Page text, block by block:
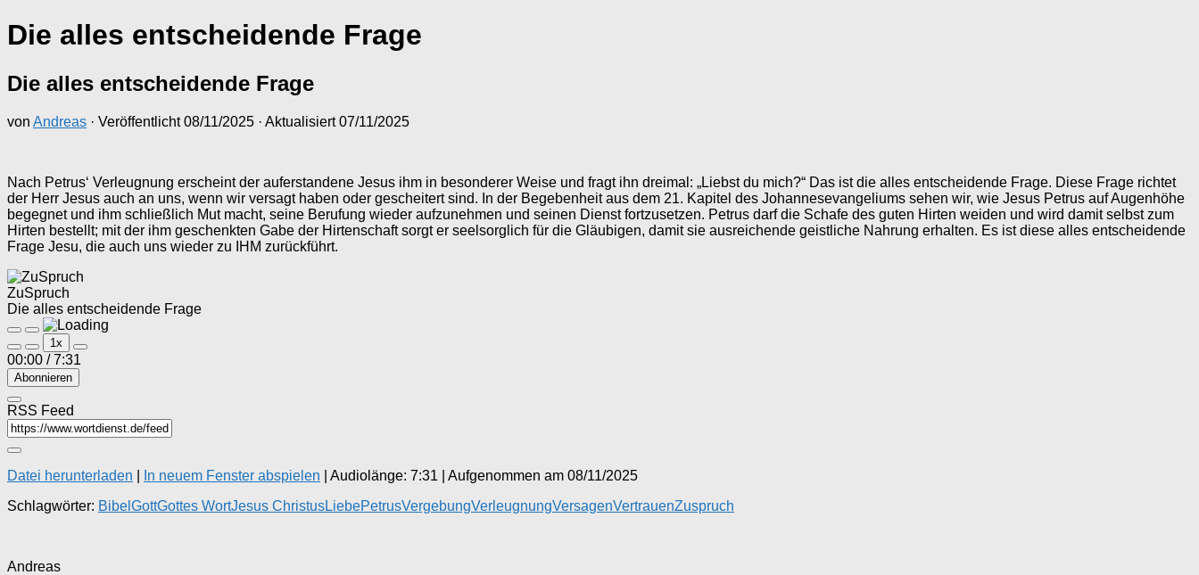
Die alles entscheidende Frage
Die alles entscheidende Frage
von Andreas · Veröffentlicht08/11/2025 · Aktualisiert07/11/2025
Nach Petrus‘ Verleugnung erscheint der auferstandene Jesus ihm in besonderer Weise und fragt ihn dreimal: „Liebst du mich?“ Das ist die alles entscheidende Frage. Diese Frage richtet
der Herr Jesus auch an uns, wenn wir versagt haben oder gescheitert sind. In der Begebenheit aus dem 21. Kapitel des Johannesevangeliums sehen wir, wie Jesus Petrus auf Augenhöhe
begegnet und ihm schließlich Mut macht, seine Berufung wieder aufzunehmen und seinen Dienst fortzusetzen. Petrus darf die Schafe des guten Hirten weiden und wird damit selbst zum
Hirten bestellt; mit der ihm geschenkten Gabe der Hirtenschaft sorgt er seelsorglich für die Gläubigen, damit sie ausreichende geistliche Nahrung erhalten. Es ist diese alles entscheidende
Frage Jesu, die auch uns wieder zu IHM zurückführt.
ZuSpruch
Die alles entscheidende Frage
Play
Episode
Pause
Episode
1x
00:00 / 7:31
Abonnieren
RSS Feed
Datei herunterladen In neuem Fenster abspielen Audiolänge: 7:31
Aufgenommen am 08/11/2025
Schlagwörter: Bibel GottGottes WortJesus ChristusLiebePetrusVergebungVerleugnungVersagenVertrauenZuspruch
Andreas